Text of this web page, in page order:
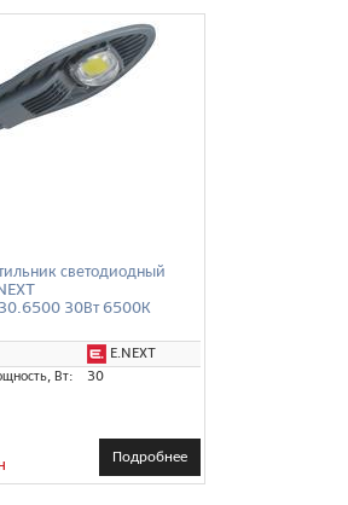
светодиодный
30Вт 6500К
E.NEXT
Вт:
30
Подробнее